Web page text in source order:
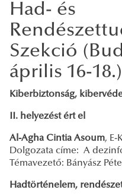
Had- és
Szekció
április 16-18.)
Kiberbiztonság,
II. helyezést ért el
Al-Agha Cintia Asoum, E-
Dolgozata címe: A
Témavezető: Bányász
Hadtörténelem,